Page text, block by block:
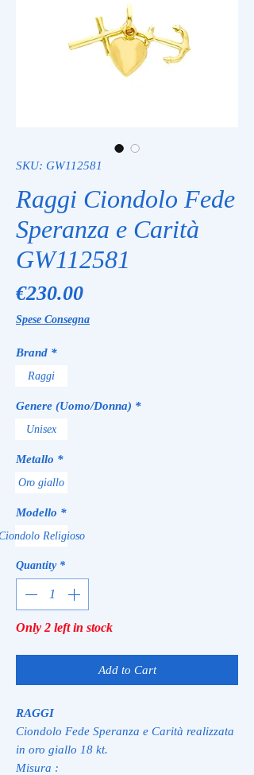
SKU: GW112581
Raggi Ciondolo Fede
Speranza e Carità
GW112581
€230.00Price
Spese Consegna
Brand *
Raggi
Genere (Uomo/Donna) *
Unisex
Metallo *
Oro giallo
Modello *
Religioso
Quantity *
Only 2 left in stock
Add to Cart
RAGGI
Ciondolo Fede Speranza e Carità realizzata
in oro giallo 18 kt.
Misura :